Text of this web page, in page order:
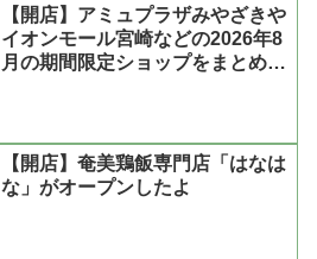
【開店】アミュプラザみやざきや
イオンモール宮崎などの2026年8
月の期間限定ショップをまとめた
【開店】奄美鶏飯専門店「はなは
な」がオープンしたよ